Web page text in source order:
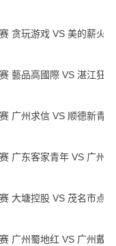
贪玩游戏 VS 美的薪火
藝品高國際 VS 湛江狂狼
广州求信 VS 顺德新青年
广东客家青年 VS 广州英
大塘控股 VS 茂名市点都
广州蜀地红 VS 广州戴拿